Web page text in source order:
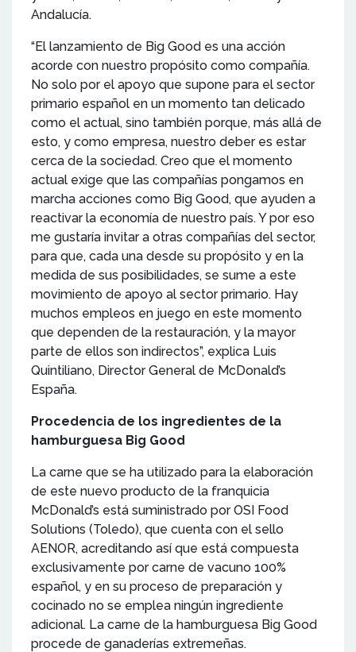
Andalucía.
“El lanzamiento de Big Good es una acción
acorde con nuestro propósito como compañía.
No solo por el apoyo que supone para el sector
primario español en un momento tan delicado
como el actual, sino también porque, más allá de
esto, y como empresa, nuestro deber es estar
cerca de la sociedad. Creo que el momento
actual exige que las compañías pongamos en
marcha acciones como Big Good, que ayuden a
reactivar la economía de nuestro país. Y por eso
me gustaría invitar a otras compañías del sector,
para que, cada una desde su propósito y en la
medida de sus posibilidades, se sume a este
movimiento de apoyo al sector primario. Hay
muchos empleos en juego en este momento
que dependen de la restauración, y la mayor
parte de ellos son indirectos”, explica Luis
Quintiliano, Director General de McDonald’s
España.
Procedencia de los ingredientes de la
hamburguesa Big Good
La carne que se ha utilizado para la elaboración
de este nuevo producto de la franquicia
McDonald’s está suministrado por OSI Food
Solutions (Toledo), que cuenta con el sello
AENOR, acreditando así que está compuesta
exclusivamente por carne de vacuno 100%
español, y en su proceso de preparación y
cocinado no se emplea ningún ingrediente
adicional. La carne de la hamburguesa Big Good
procede de ganaderías extremeñas.